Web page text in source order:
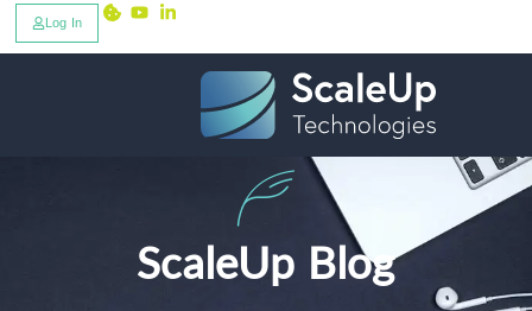
Log In
ScaleUp Blog